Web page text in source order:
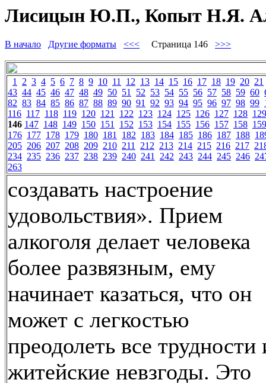
Лисицын Ю.П., Копыт Н.Я.
В начало Другие форматы <<< Страница 146 >>>
1 2 3 4 5 6 7 8 9 10 11 12 13 14 15 16 17 18 19 20 21
43 44 45 46 47 48 49 50 51 52 53 54 55 56 57 58 59 60
82 83 84 85 86 87 88 89 90 91 92 93 94 95 96 97 98 99
116 117 118 119 120 121 122 123 124 125 126 127 128 129
146 147 148 149 150 151 152 153 154 155 156 157 158 159
176 177 178 179 180 181 182 183 184 185 186 187 188
205 206 207 208 209 210 211 212 213 214 215 216 217
234 235 236 237 238 239 240 241 242 243 244 245 246
263
создавать настроение
удовольствия». Прием
алкоголя делает человека
более развязным, ему
начинает казаться, что он
может с легкостью
преодолеть все трудности
житейские невзгоды. Это